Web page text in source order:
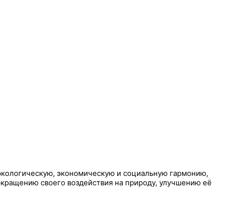
экономическую и социальную гармонию,
своего воздействия на природу, улучшению её